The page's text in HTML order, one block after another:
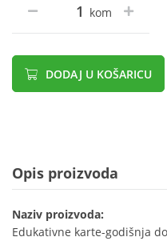
kom
DODAJ U KOŠARICU
Opis proizvoda
Naziv proizvoda:
Edukativne karte-godišnja